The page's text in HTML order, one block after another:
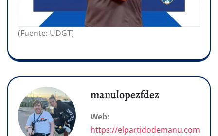
(Fuente: UDGT)
manulopezfdez
Web:
https://elpartidodemanu.com